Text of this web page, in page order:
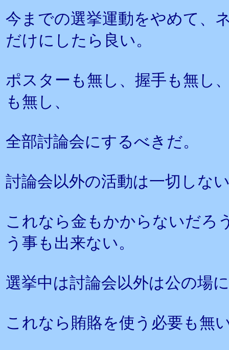
今までの選挙運動をやめて、
だけにしたら良い。
ポスターも無し、握手も無し
も無し、
全部討論会にするべきだ。
討論会以外の活動は一切しな
これなら金もかからないだろ
う事も出来ない。
選挙中は討論会以外は公の場
これなら賄賂を使う必要も無